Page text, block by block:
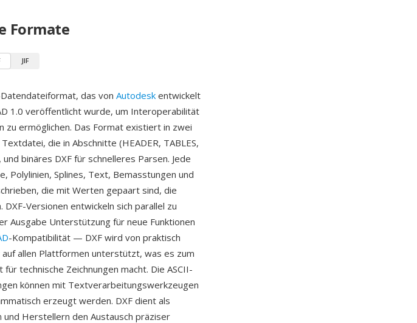
Formate
JIF
das von Autodesk entwickelt
1.0 veröffentlicht wurde, um Interoperabilität
zu ermöglichen. Das Format existiert in zwei
die in Abschnitte (HEADER, TABLES,
binäres DXF für schnelleres Parsen. Jede
Splines, Text, Bemasstungen und
die mit Werten gepaart sind, die
Versionen entwickeln sich parallel zu
Ausgabe Unterstützung für neue Funktionen
-Kompatibilität — DXF wird von praktisch
allen Plattformen unterstützt, was es zum
technische Zeichnungen macht. Die ASCII-
können mit Textverarbeitungswerkzeugen
erzeugt werden. DXF dient als
Herstellern den Austausch präziser